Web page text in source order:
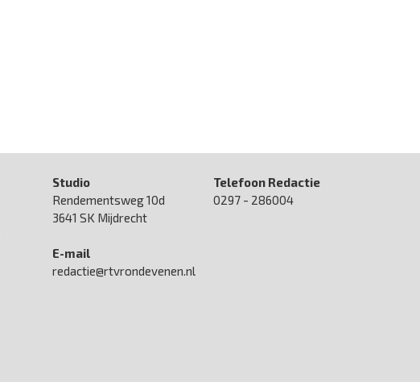
Studio
Rendementsweg 10d
3641 SK Mijdrecht
E-mail
redactie@rtvrondevenen.nl
Telefoon Redactie
0297 - 286004